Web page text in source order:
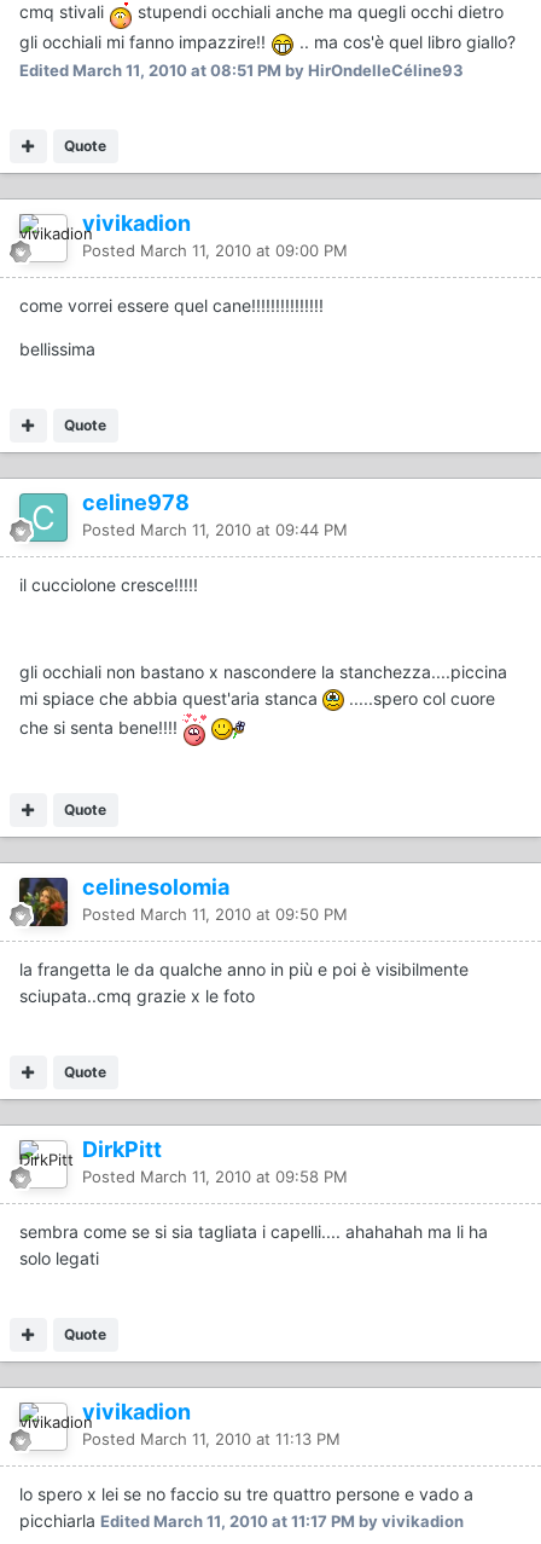
cmq stivali
stupendi occhiali anche ma quegli occhi dietro
gli occhiali mi fanno impazzire!!
.. ma cos'è quel libro giallo?
EditedMarch 11, 2010 at 08:51 PM by HirOndelleCéline93
Quote
vivikadion
Posted March 11, 2010 at 09:00 PM
come vorrei essere quel cane!!!!!!!!!!!!!!!
bellissima
Quote
celine978
Posted March 11, 2010 at 09:44 PM
il cucciolone cresce!!!!!
gli occhiali non bastano x nascondere la stanchezza....piccina
mi spiace che abbia quest'aria stanca
.....spero col cuore
che si senta bene!!!!
Quote
celinesolomia
Posted March 11, 2010 at 09:50 PM
la frangetta le da qualche anno in più e poi è visibilmente
sciupata..cmq grazie x le foto
Quote
DirkPitt
Posted March 11, 2010 at 09:58 PM
sembra come se si sia tagliata i capelli.... ahahahah ma li ha
solo legati
Quote
vivikadion
Posted March 11, 2010 at 11:13 PM
lo spero x lei se no faccio su tre quattro persone e vado a
picchiarla EditedMarch 11, 2010 at 11:17 PM by vivikadion